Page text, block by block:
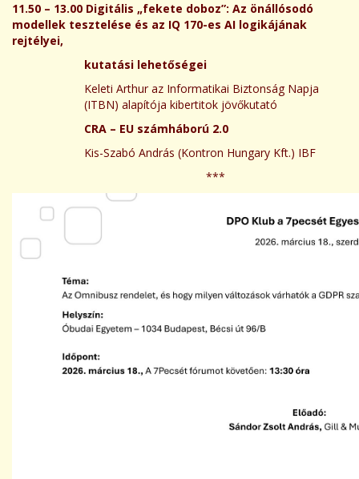
11.50 – 13.00 Digitális „fekete doboz”: Az önállósodó
modellek tesztelése és az IQ 170-es AI logikájának
rejtélyei,
kutatási lehetőségei
Keleti Arthur az Informatikai Biztonság Napja
(ITBN) alapítója kibertitok jövőkutató
CRA – EU számháború 2.0
Kis-Szabó András (Kontron Hungary Kft.) IBF
***